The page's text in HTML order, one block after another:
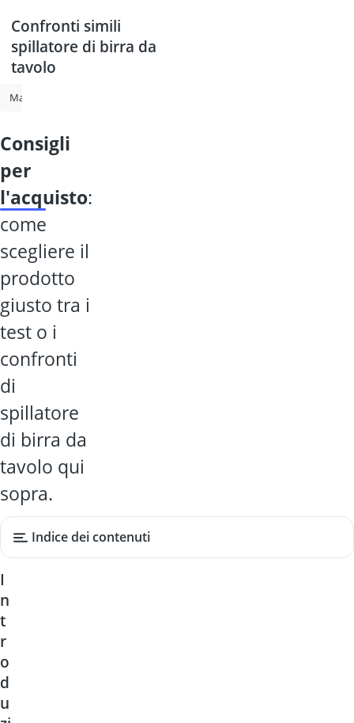
Confronti simili
spillatore di birra da
tavolo
Macchina del pane
consigli
per
l'acquisto:
come
scegliere il
prodotto
giusto tra i
test o i
confronti
di
spillatore
di birra da
tavolo qui
sopra.
Indice dei contenuti
I
n
t
r
o
d
u